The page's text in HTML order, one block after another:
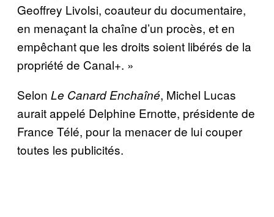
Geoffrey Livolsi, coauteur du documentaire,
en menaçant la chaîne d’un procès, et en
empêchant que les droits soient libérés de la
propriété de Canal+. »
Selon Le Canard Enchaîné, Michel Lucas
aurait appelé Delphine Ernotte, présidente de
France Télé, pour la menacer de lui couper
toutes les publicités.